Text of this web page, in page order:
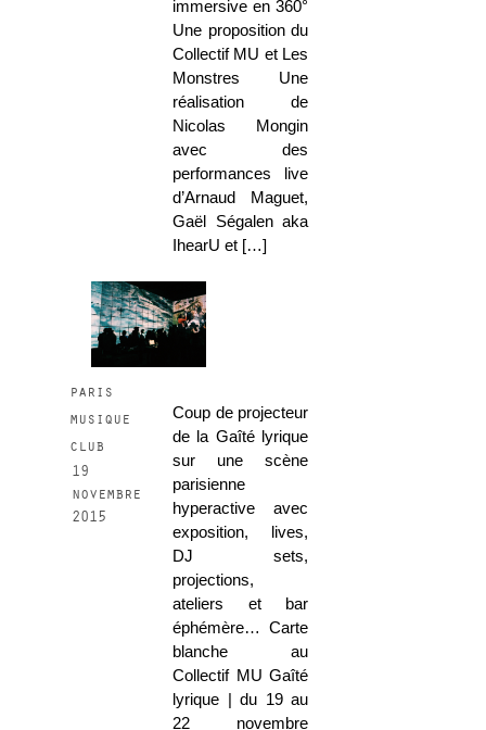
immersive en 360°
Une proposition du
Collectif MU et Les
Monstres Une
réalisation de
Nicolas Mongin
avec des
performances live
d’Arnaud Maguet,
Gaël Ségalen aka
IhearU et […]
paris
musique
club
19
novembre
2015
Coup de projecteur
de la Gaîté lyrique
sur une scène
parisienne
hyperactive avec
exposition, lives,
DJ sets,
projections,
ateliers et bar
éphémère… Carte
blanche au
Collectif MU Gaîté
lyrique | du 19 au
22 novembre